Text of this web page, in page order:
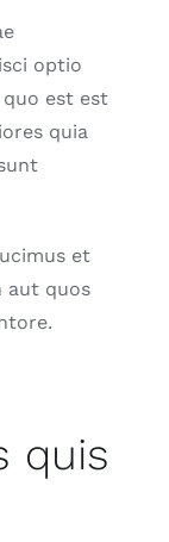
optio
est est
quia
et
aut quos
quis